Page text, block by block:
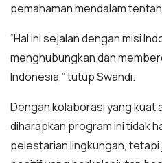
pemahaman mendalam
“Hal ini sejalan dengan misi
menghubungkan dan
Indonesia,” tutup Swandi.
Dengan kolaborasi yang kuat
diharapkan program ini tidak
pelestarian lingkungan,